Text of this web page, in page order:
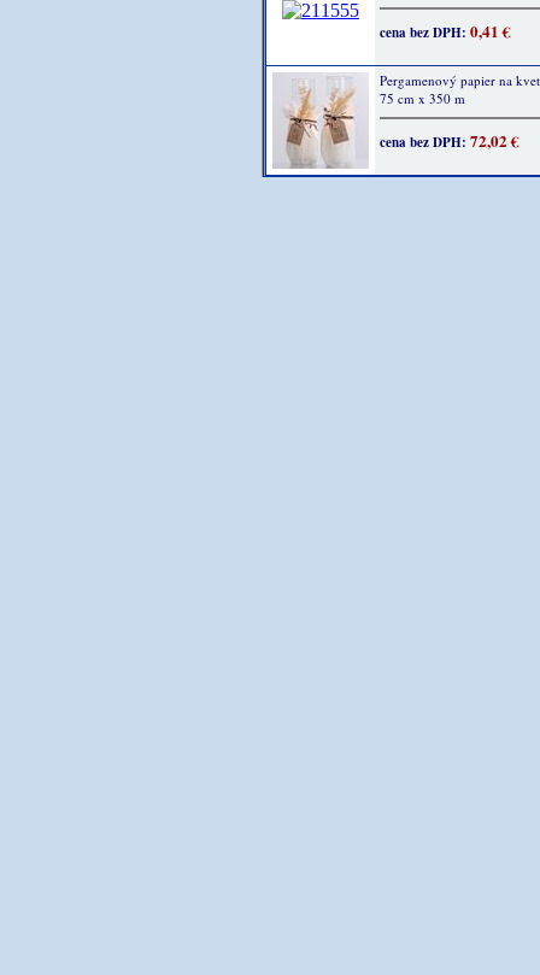
cena bez DPH: 0,41 €
Pergamenový papier na
75 cm x 350 m
cena bez DPH: 72,02 €